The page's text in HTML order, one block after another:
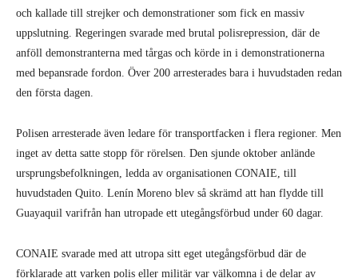
och kallade till strejker och demonstrationer som fick en massiv
uppslutning. Regeringen sva­rade med brutal polisrepression, där de
anföll demonstranterna med tårgas och körde in i demonstrationerna
med bepans­rade fordon. Över 200 arresterades bara i huvudstaden redan
den första dagen.
Polisen arresterade även ledare för transportfacken i flera regioner. Men
inget av detta satte stopp för rörelsen. Den sjunde oktober anlände
ursprungsbefolk­ningen, ledda av organisationen CONAIE, till
huvudstaden Quito. Lenín Moreno blev så skrämd att han flydde till
Guayaquil varifrån han utropade ett utegångsförbud under 60 dagar.
CONAIE svarade med att utropa sitt eget utegångsförbud där de
förklarade att varken polis eller militär var välkomna i de delar av